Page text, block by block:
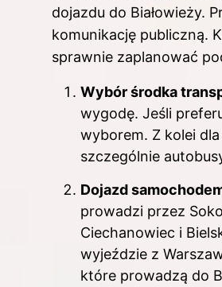
dojazdu do Białowieży.
komunikację publiczną.
sprawnie zaplanować
Wybór środka
wygodę. Jeśli
wyborem. Z kolei
szczególnie
Dojazd
prowadzi przez
Ciechanowiec i
wyjeździe z
które prowadzą do